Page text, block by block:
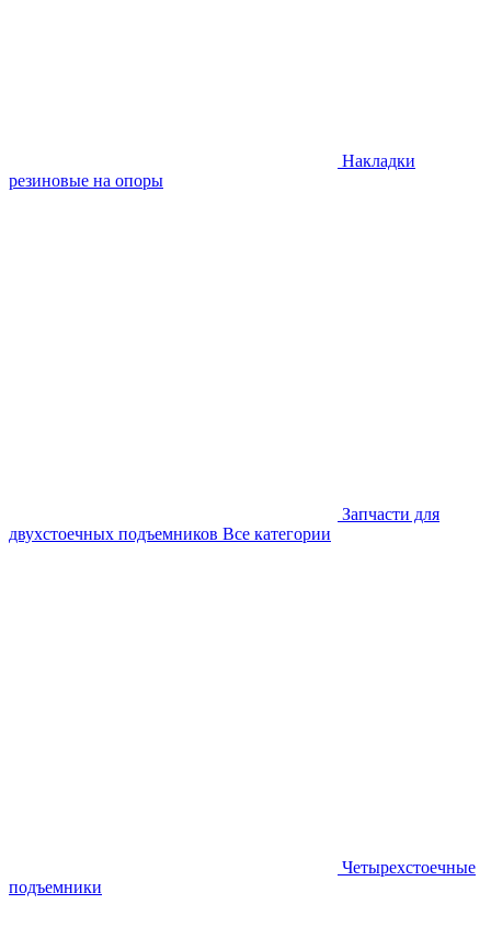
Накладки
резиновые на опоры
Запчасти для
двухстоечных подъемников Все категории
Четырехстоечные
подъемники